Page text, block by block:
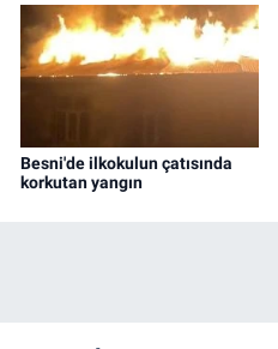
Besni'de ilkokulun çatısında
korkutan yangın